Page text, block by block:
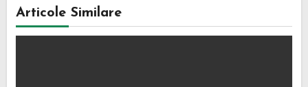
Articole Similare